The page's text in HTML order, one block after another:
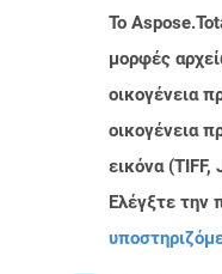
Το
μορφές
οικογένεια
οικογένεια
εικόνα (TIFF,
Ελέγξτε την